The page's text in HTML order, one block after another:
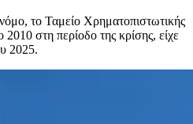
το Ταμείο Χρηματοπιστωτικής
στη περίοδο της κρίσης, είχε
2025.